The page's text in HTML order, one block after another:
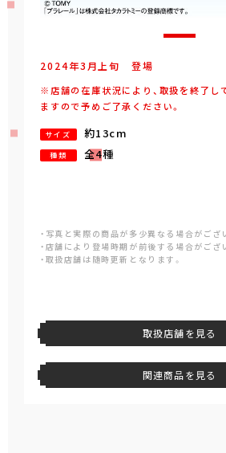
2024年3 月 上旬 登場
※店舗の在庫状況により、取扱を終了し
ますので予めご了承ください。
サイズ 約13cm
種類 全4種
・写真と実際の商品が多少異なる場合がござ
・店舗により登場時期が前後する場合がござ
・取扱店舗は随時更新となります。
取扱店舗を見る
関連商品を見る